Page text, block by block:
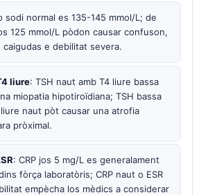
sodi normal es 135-145 mmol/L; de
125 mmol/L pòdon causar confuson,
caigudas e debilitat severa.
liure: TSH naut amb T4 liure bassa
miopatia hipotiroïdiana; TSH bassa
liure naut pòt causar una atrofia
pròximal.
: CRP jos 5 mg/L es generalament
fòrça laboratòris; CRP naut o ESR
empècha los mèdics a considerar